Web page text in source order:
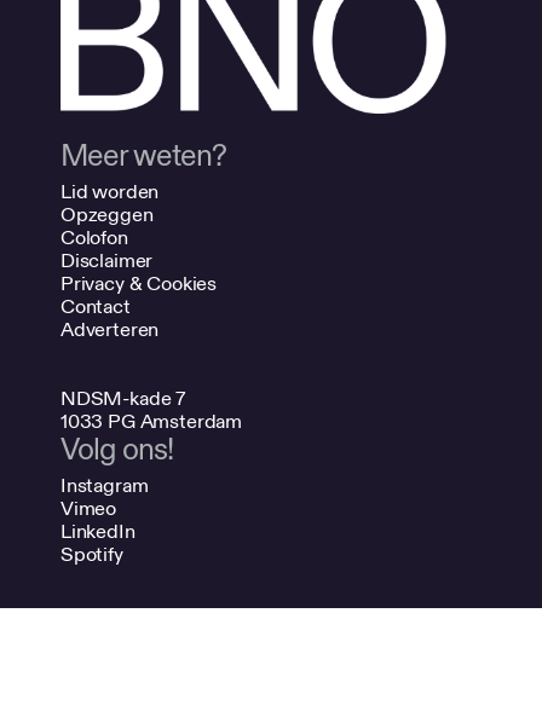
Meer weten?
Lid worden
Opzeggen
Colofon
Disclaimer
Privacy & Cookies
Contact
Adverteren
NDSM-kade 7
1033 PG Amsterdam
Volg ons!
Instagram
Vimeo
LinkedIn
Spotify